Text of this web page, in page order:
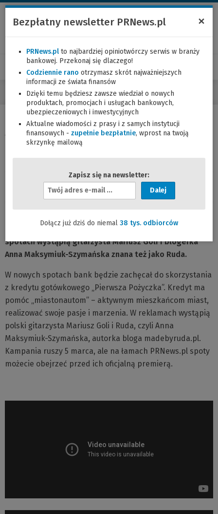
Miastonauci – rusza nowa kampania
reklamowa Raiffeisena. Zobaczcie spoty
przed ich oficjalną premierą
Wojciech Boczoń - 01.03.2018 (18:14)
której motywem przewodnim będą „miastonauci”. W
spotach wystąpią gitarzysta Mariusz Goli i blogerka
Anna Maksymiuk-Szymańska znana też jako Ruda.
W nowych spotach bank będzie zachęcał do skorzystania
z kredytu gotówkowego „Pierwsza Pożyczka”. Kredyt ma
pomóc „miastonautom” – aktywnym mieszkańcom miast,
realizować swoje pasje i marzenia. W reklamach wystąpią
polski gitarzysta Mariusz Goli i Ruda, czyli Anna
Maksymiuk-Szymańska, autorka bloga madebyruda.pl.
Kampania ruszy 5 marca, ale na łamach PRNews.pl spoty
możecie obejrzeć przed ich oficjalną premierą.
×
Bezpłatny newsletter PRNews.pl
PRNews.pl to najbardziej opiniotwórczy serwis w branży
bankowej. Przekonaj się dlaczego!
Codziennie rano otrzymasz skrót najważniejszych
informacji ze świata finansów
Dzięki temu będziesz zawsze wiedział o nowych
produktach, promocjach i usługach bankowych,
ubezpieczeniowych i inwestycyjnych
Aktualne wiadomości z prasy i z samych instytucji
finansowych - zupełnie bezpłatnie, wprost na twoją
skrzynkę mailową
Zapisz się na newsletter:
s
e
m
a
:
Dołącz już dziś do niemal 38 tys. odbiorców